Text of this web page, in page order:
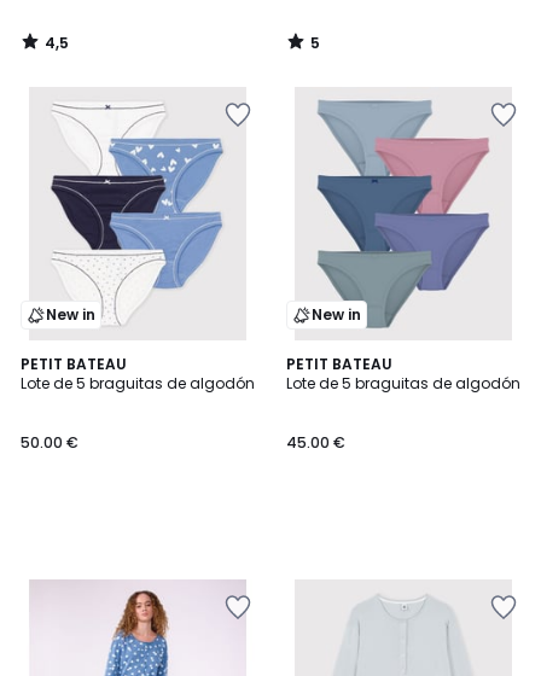
4,5
/
5
/
New in
PETIT BATEAU
Lote de 5 braguitas de algodón
50.00 €
New in
PETIT BATEAU
Lote de 5 braguitas de algodón
45.00 €